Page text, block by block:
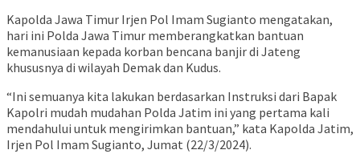
Kapolda Jawa Timur Irjen Pol Imam Sugianto mengatakan,
hari ini Polda Jawa Timur memberangkatkan bantuan
kemanusiaan kepada korban bencana banjir di Jateng
khususnya di wilayah Demak dan Kudus.
“Ini semuanya kita lakukan berdasarkan Instruksi dari Bapak
Kapolri mudah mudahan Polda Jatim ini yang pertama kali
mendahului untuk mengirimkan bantuan,” kata Kapolda Jatim,
Irjen Pol Imam Sugianto, Jumat (22/3/2024).